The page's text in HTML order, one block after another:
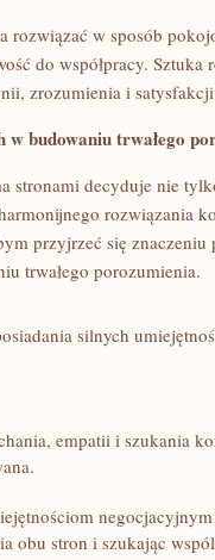
rozwiązać ⁤w sposób
do współpracy.
zrozumienia i⁢
budowaniu trwałego
⁤stronami decyduje nie
rozwiązania
przyjrzeć się
trwałego porozumienia.
silnych
empatii i​ szukania
obu stron i szukając